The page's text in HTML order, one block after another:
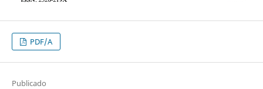
PDF/A
Publicado